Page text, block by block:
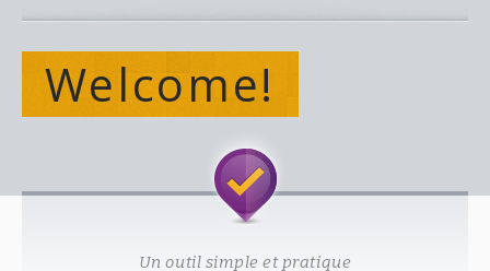
Welcome!
Un outil simple et pratique